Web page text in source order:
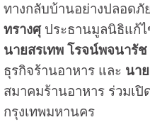
ทางกลับบ้านอย่างปลอดภั
ทรางศุประธานมูลนิธิแก้
นายสรเทพ โรจน์พจนารัช
ธุรกิจร้านอาหาร และ นา
สมาคมร้านอาหาร ร่วมเ
กรุงเทพมหานคร